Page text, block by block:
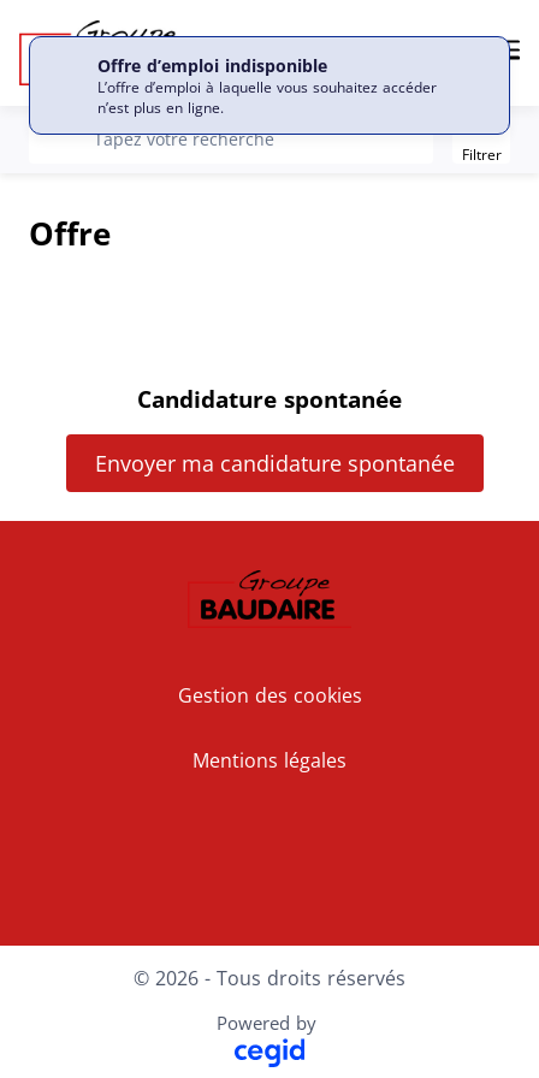
Offre d’emploi indisponible
L’offre d’emploi à laquelle vous souhaitez accéder
n’est plus en ligne.
recherche
Tapez votre recherche Filter
Filtrer
Offre
Candidature spontanée
Envoyer ma candidature spontanée
Gestion des cookies
Mentions légales
© 2026 - Tous droits réservés
Powered by